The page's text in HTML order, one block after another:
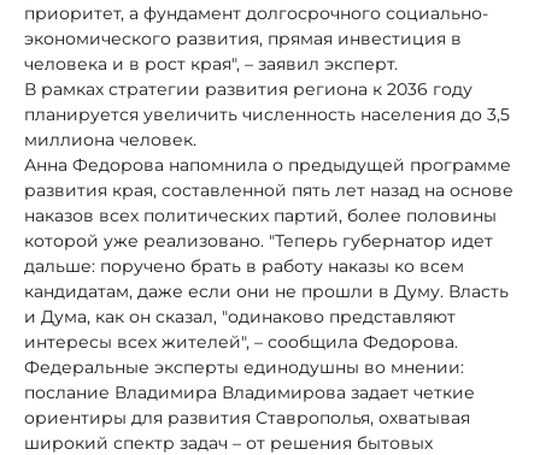
приоритет, а фундамент долгосрочного социально-
экономического развития, прямая инвестиция в
человека и в рост края", – заявил эксперт.
В рамках стратегии развития региона к 2036 году
планируется увеличить численность населения до 3,5
миллиона человек.
Анна Федорова напомнила о предыдущей программе
развития края, составленной пять лет назад на основе
наказов всех политических партий, более половины
которой уже реализовано. "Теперь губернатор идет
дальше: поручено брать в работу наказы ко всем
кандидатам, даже если они не прошли в Думу. Власть
и Дума, как он сказал, "одинаково представляют
интересы всех жителей", – сообщила Федорова.
Федеральные эксперты единодушны во мнении:
послание Владимира Владимирова задает четкие
ориентиры для развития Ставрополья, охватывая
широкий спектр задач – от решения бытовых